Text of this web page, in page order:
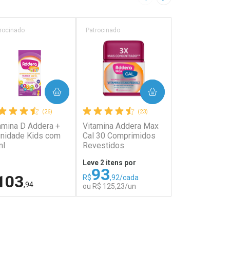
Imagem Anterior
Próxima Imagem
(26)
D Addera +
Kids com
,94
COMPRAR
(23)
Vitamina Addera Max
Cal 30 Comprimidos
Revestidos
Patrocinado
Leve 2 itens por
R$93,92/cada
ou R$ 125,23/un
COMPRAR